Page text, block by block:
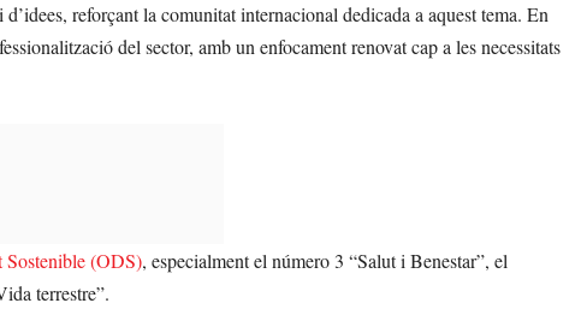
reforçant la comunitat internacional dedicada a aquest tema. En
del sector, amb un enfocament renovat cap a les necessitats
Sostenible (ODS), especialment el número 3 “Salut i Benestar”, el
terrestre”.